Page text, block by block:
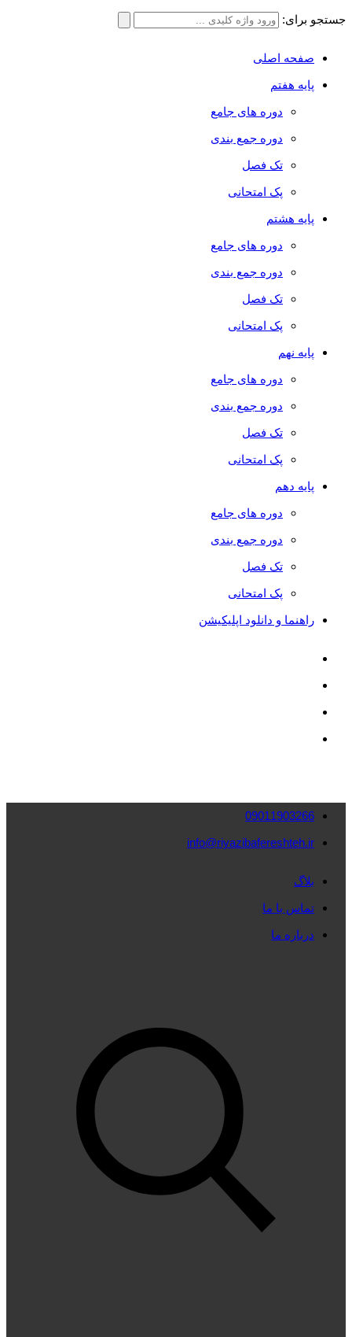
جستجو برای:
صفحه اصلی
پایه هفتم
دوره های جامع
دوره جمع بندی
تک فصل
پک امتحانی
پایه هشتم
دوره های جامع
دوره جمع بندی
تک فصل
پک امتحانی
پایه نهم
دوره های جامع
دوره جمع بندی
تک فصل
پک امتحانی
پایه دهم
دوره های جامع
دوره جمع بندی
تک فصل
پک امتحانی
راهنما و دانلود اپلیکیشن
09011903266
info@riyazibafereshteh.ir
بلاگ
تماس با ما
درباره ما